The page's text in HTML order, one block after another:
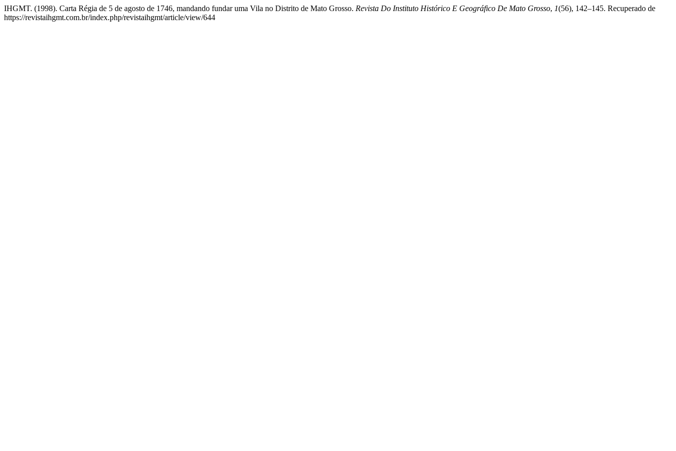
IHGMT. (1998). Carta Régia de 5 de agosto de 1746, mandando fundar uma Vila no Distrito de Mato Grosso. Revista Do Instituto Histórico E Geográfico De Mato Grosso, 1(56), 142–145. Recuperado de
https://revistaihgmt.com.br/index.php/revistaihgmt/article/view/644